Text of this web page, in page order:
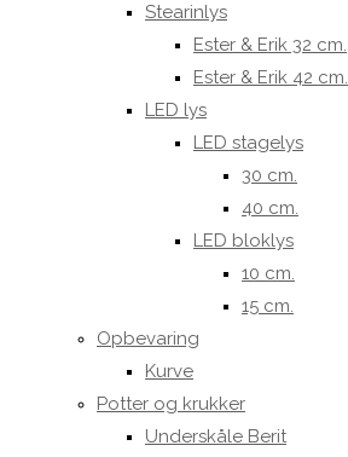
Stearinlys
Ester & Erik 32 cm.
Ester & Erik 42 cm.
LED lys
LED stagelys
30 cm.
40 cm.
LED bloklys
10 cm.
15 cm.
Opbevaring
Kurve
Potter og krukker
Underskåle Berit